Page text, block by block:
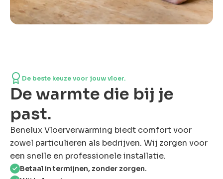
De beste keuze voor jouw vloer.
De warmte die bij je
past.
Benelux Vloerverwarming biedt comfort voor
zowel particulieren als bedrijven. Wij zorgen voor
een snelle en professionele installatie.
Betaal in termijnen, zonder zorgen.